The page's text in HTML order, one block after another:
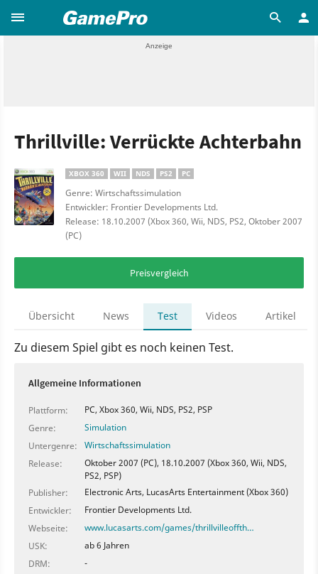
Thrillville: Verrückte Achterbahn
XBOX 360 WII NDS PS2 PC
Genre: Wirtschaftssimulation
Entwickler: Frontier Developments Ltd.
Release: 18.10.2007 (Xbox 360, Wii, NDS, PS2, Oktober 2007
(PC)
Preisvergleich
Übersicht News Test Videos Artikel
Zu diesem Spiel gibt es noch keinen Test.
Allgemeine Informationen
Plattform:
PC, Xbox 360, Wii, NDS, PS2, PSP
Genre:
Simulation
Untergenre:
Wirtschaftssimulation
Release:
Oktober 2007 (PC), 18.10.2007 (Xbox 360, Wii, NDS,
PS2, PSP)
Publisher:
Electronic Arts, LucasArts Entertainment (Xbox 360)
Entwickler:
Frontier Developments Ltd.
Webseite:
www.lucasarts.com/games/thrillvilleoffth…
USK:
ab 6 Jahren
DRM:
-